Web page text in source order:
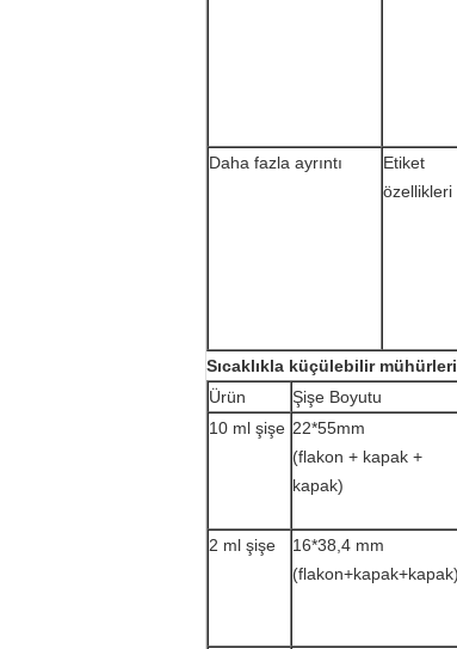
Daha fazla ayrıntı
Etiket
özellikleri
Sıcaklıkla küçülebilir
Ürün
Şişe Boyutu
10 ml şişe 22*55mm
(flakon + kapak +
kapak)
2 ml şişe
16*38,4 mm
(flakon+kapak+kapak)